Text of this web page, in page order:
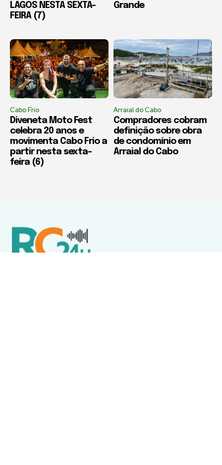
LAGOS NESTA SEXTA-
FEIRA (7)
Grande
Cabo Frio
Diveneta Moto Fest
celebra 20 anos e
movimenta Cabo Frio a
partir nesta sexta-
feira (6)
Arraial do Cabo
Compradores cobram
definição sobre obra
de condomínio em
Arraial do Cabo